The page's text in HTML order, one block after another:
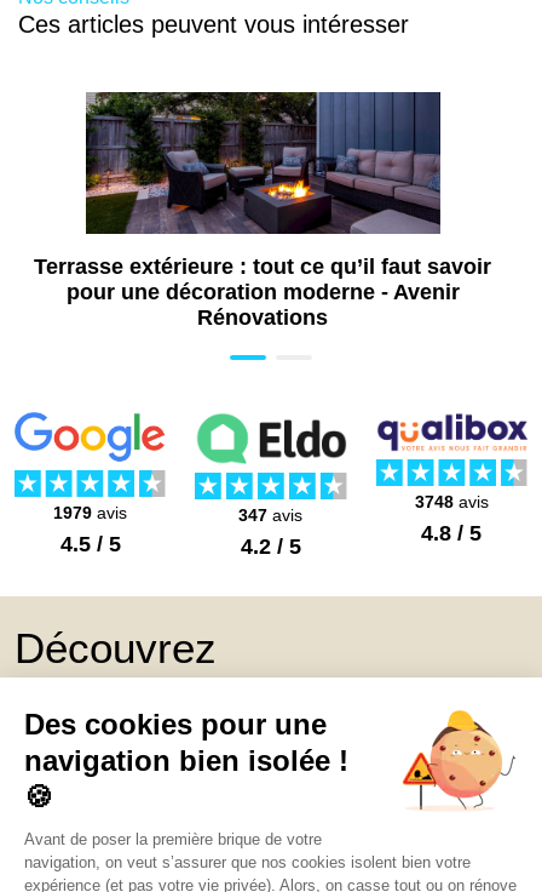
Ces articles peuvent vous intéresser
Terrasse extérieure : tout ce qu’il faut savoir
pour une décoration moderne - Avenir
Rénovations
1979 avis
4.5 / 5
347 avis
4.2 / 5
3748avis
4.8 / 5
Découvrez
un catalogue de
conseils et inspirations